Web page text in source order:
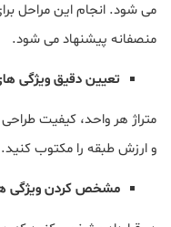
می شود. انجام این مراحل
منصفانه پیشنهاد می شود.
تعیین دقیق ویژگی
متراژ هر واحد، کیفیت
و ارزش طبقه را مکتوب کنید.
مشخص کردن ویژگی